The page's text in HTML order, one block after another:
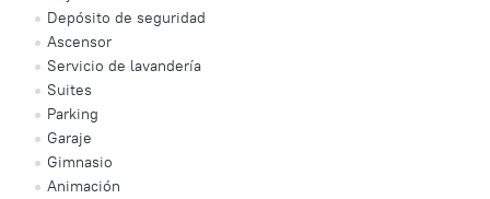
Depósito de seguridad
Ascensor
Servicio de lavandería
Suites
Parking
Garaje
Gimnasio
Animación